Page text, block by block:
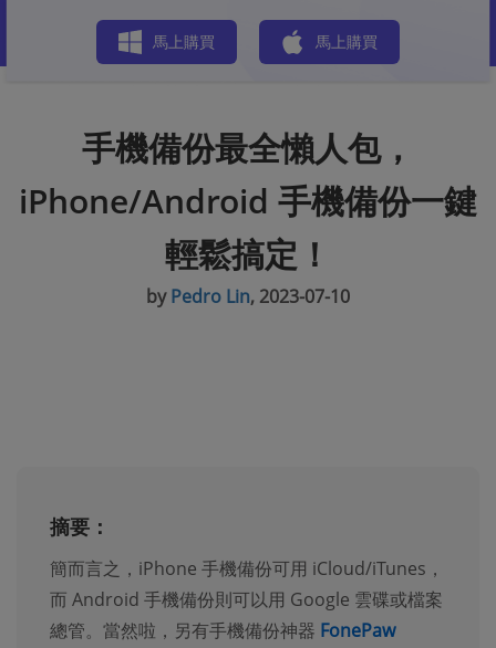
馬上購買 馬上購買
手機備份最全懶人包，
iPhone/Android 手機備份一鍵
輕鬆搞定！
byPedro Lin, 2023-07-10
摘要：
簡而言之，iPhone 手機備份可用 iCloud/iTunes，
而 Android 手機備份則可以用 Google 雲碟或檔案
總管。當然啦，另有手機備份神器 FonePaw